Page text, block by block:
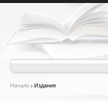
Начало Издания